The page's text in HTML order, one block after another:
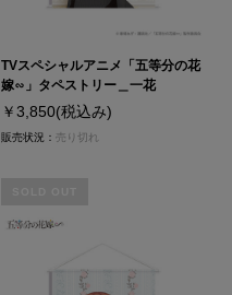
TVスペシャルアニメ「五等分の花
嫁∽」タペストリー＿一花
￥3,850(税込み)
販売状況：売り切れ